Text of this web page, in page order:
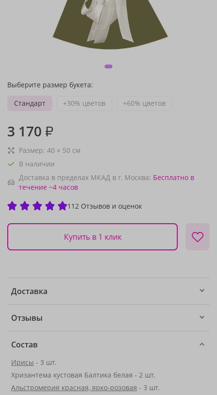
Выберите размер букета:
Стандарт
+30% цветов +60% цветов
3 170 ₽
Размер: 40 × 50 см
В наличии
Доставка в пределах МКАД в г. Москва: Бесплатно в
течение ~4 часов
112 Отзывов и оценок
Купить в 1 клик
Доставка
Отзывы
Состав
Ирисы - 3 шт.
Хризантема кустовая Балтика белая - 2 шт.
Альстромерия красная, ярко-розовая - 3 шт.